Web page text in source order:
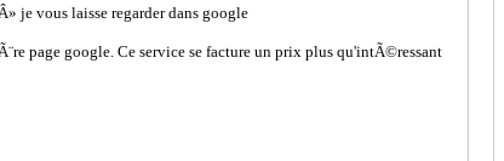
je vous laisse regarder dans google
page google. Ce service se facture un prix plus qu'intÃ©ressant